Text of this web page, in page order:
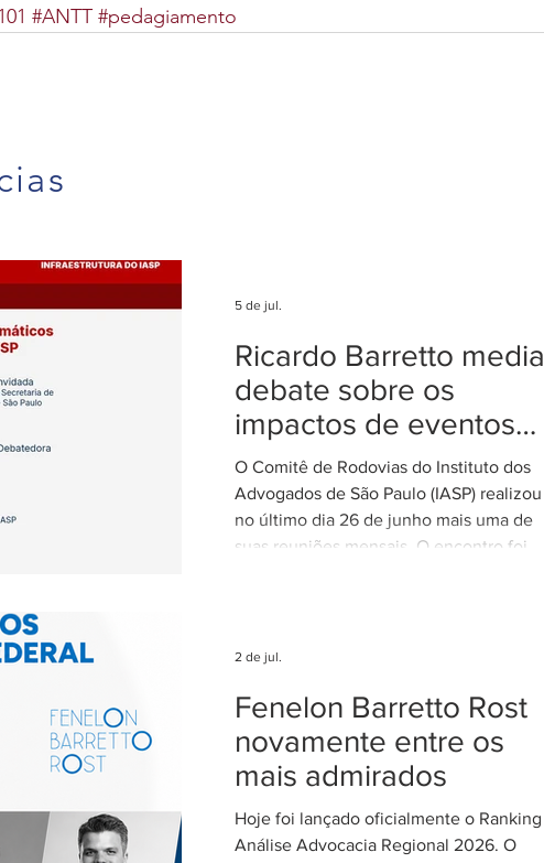
#ANTT #pedagiamento
Ricardo Barretto media
debate sobre os
impactos de eventos
climáticos extremos
nas concessões de
rodovias
O Comitê de Rodovias do Instituto dos
Advogados de São Paulo (IASP) realizou
no último dia 26 de junho mais uma de
suas reuniões mensais. O encontro foi
dos eventos climáticos extremos nos
Estado de São Paulo. A reunião contou
com a participação de Cecília Thomé
Alvarez, Subsecretária de Gestão de
Parcerias da Secretaria de Parcerias e
5 de jul.
Fenelon Barretto Rost
novamente entre os
mais admirados
Hoje foi lançado oficialmente o Ranking
Análise Advocacia Regional 2026. O
2 de jul.